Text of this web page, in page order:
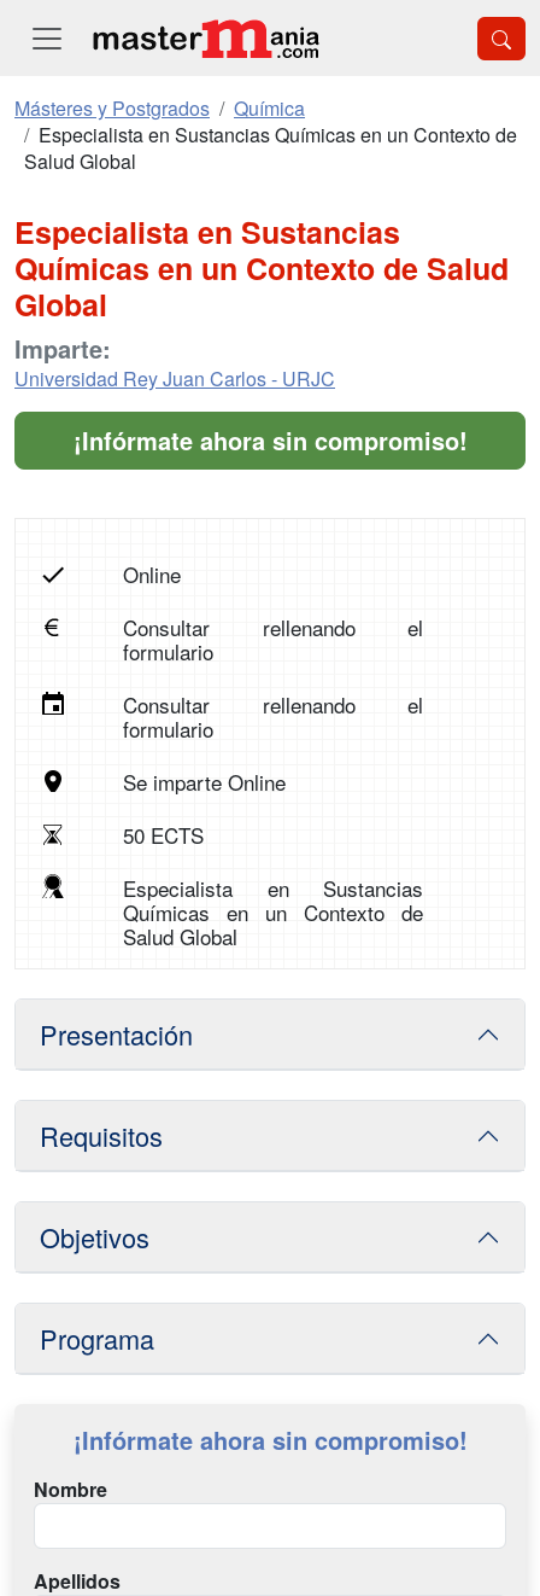
Másteres y Postgrados
Química
Especialista en Sustancias Químicas en un Contexto de
Salud Global
Especialista en Sustancias
Químicas en un Contexto de Salud
Global
Imparte:
Universidad Rey Juan Carlos - URJC
¡Infórmate ahora sin compromiso!
Online
Consultar rellenando el
formulario
Consultar rellenando el
formulario
Se imparte Online
50 ECTS
Especialista en Sustancias
Químicas en un Contexto de
Salud Global
Presentación
Requisitos
Objetivos
Programa
¡Infórmate ahora sin compromiso!
Nombre
Apellidos